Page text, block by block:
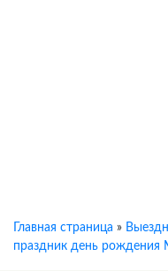
Главная страница »
праздник день рождения